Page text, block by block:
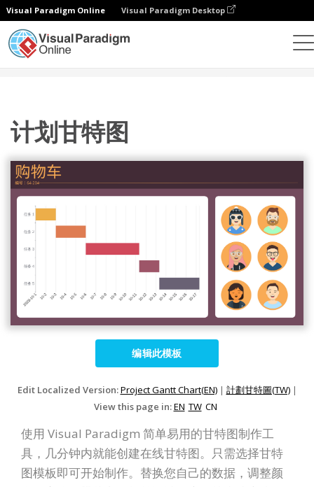
Visual Paradigm Online Visual Paradigm Desktop
计划甘特图
编辑此模板
Edit Localized Version:Project Gantt Chart(EN)| 計劃甘特圖(TW)|
View this page in:EN TW CN
使用 Visual Paradigm 简单易用的甘特图制作工
具，几分钟内就能创建在线甘特图。只需选择甘特
图模板即可开始制作。替换您自己的数据，调整颜